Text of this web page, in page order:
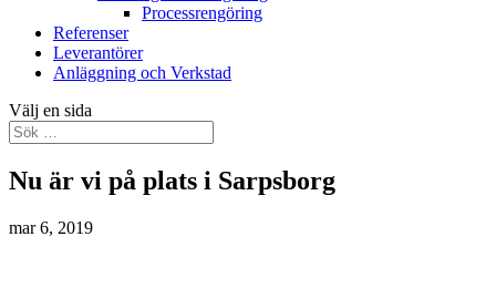
Processrengöring
Referenser
Leverantörer
Anläggning och Verkstad
Välj en sida
Nu är vi på plats i Sarpsborg
mar 6, 2019